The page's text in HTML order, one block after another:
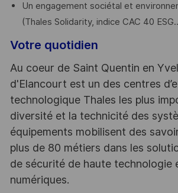
Un engagement sociétal et
(Thales Solidarity, indice CAC 40
Votre quotidien
Au coeur de Saint Quentin en
d'Elancourt est un des centres
technologique Thales les plus
diversité et la technicité des
équipements mobilisent des
plus de 80 métiers dans les
de sécurité de haute technologie
numériques.